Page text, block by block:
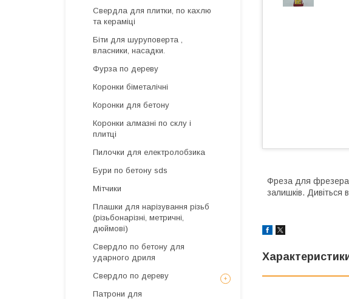
Фреза для
залишків. Дивіться
Свердла для плитки, по кахлю
та кераміці
Біти для шуруповерта ,
власники, насадки.
Фурза по дереву
Коронки біметалічні
Коронки для бетону
Коронки алмазні по склу і
плитці
Пилочки для електролобзика
Бури по бетону sds
Мітчики
Плашки для нарізування різьб
(різьбонарізні, метричні,
дюймові)
Свердло по бетону для
ударного дриля
Свердло по дереву
Патрони для